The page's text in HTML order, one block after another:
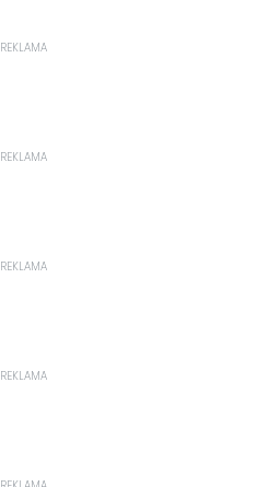
REKLAMA
REKLAMA
REKLAMA
REKLAMA